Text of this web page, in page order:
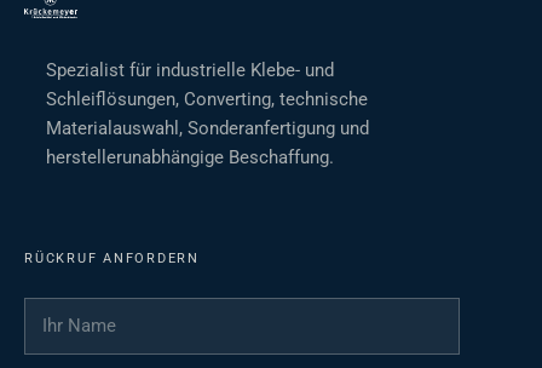
Spezialist für industrielle Klebe- und
Schleiflösungen, Converting, technische
Materialauswahl, Sonderanfertigung und
herstellerunabhängige Beschaffung.
RÜCKRUF ANFORDERN
Ihr Name